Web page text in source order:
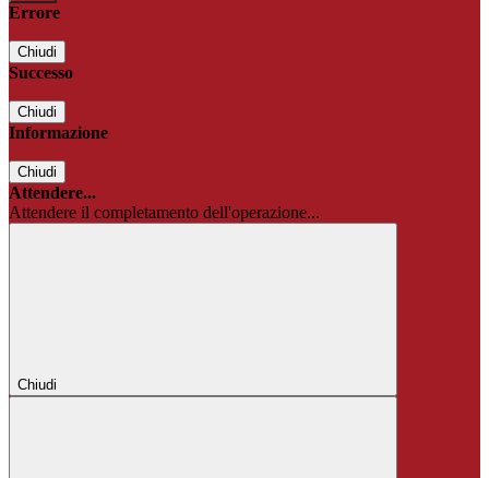
Errore
Chiudi
Successo
Chiudi
Informazione
Chiudi
Attendere...
Attendere il completamento dell'operazione...
Chiudi